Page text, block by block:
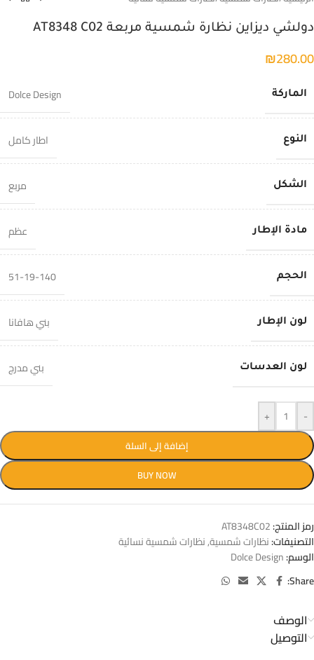
دولشي ديزاين نظارة شمسية مربعة AT8348 C02
₪280.00
الماركة Dolce Design
النوع اطار كامل
الشكل مربع
مادة الإطار عظم
الحجم 51-19-140
لون الإطار بني هافانا
لون العدسات بني مدرج
-
+
إضافة إلى السلة
BUY NOW
رمز المنتج:AT8348C02
التصنيفات:نظارات شمسية,نظارات شمسية نسائية
الوسم:Dolce Design
Share:
الوصف
التوصيل